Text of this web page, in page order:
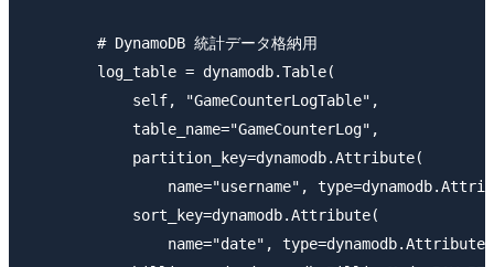
        # DynamoDB 統計データ格納用
        log_table = dynamodb.Table(
            self, "GameCounterLogTable",
            table_name="GameCounterLog",
            partition_key=dynamodb.Attribute(
name="username",
            sort_key=dynamodb.Attribute(
name="date",